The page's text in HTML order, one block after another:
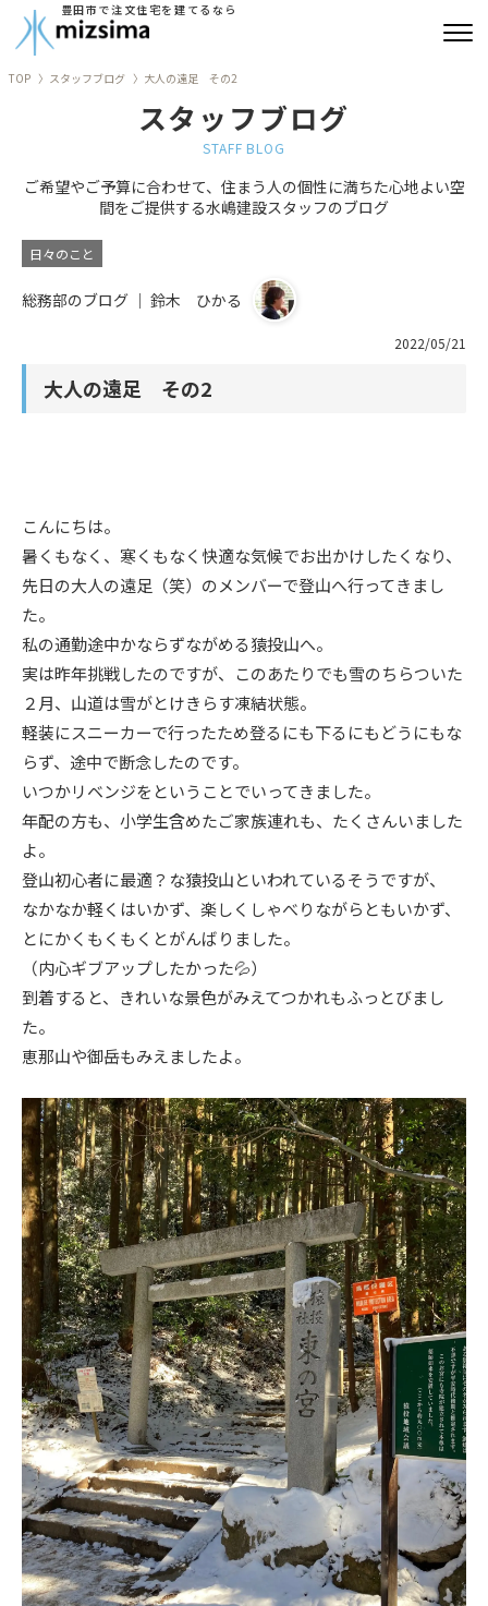
豊田市で注文住宅を建てるなら
リフォーム
古民家再生
建築実績
ニュース
イベント情報
資料請求・お問い合わせ
TOP スタッフブログ 大人の遠足 その2
スタッフブログ
STAFF BLOG
ご希望やご予算に合わせて、住まう人の個性に満ちた心地よい空
間をご提供する水嶋建設スタッフのブログ
日々のこと
総務部のブログ ｜ 鈴木 ひかる
2022/05/21
大人の遠足 その2
こんにちは。
暑くもなく、寒くもなく快適な気候でお出かけしたくなり、
先日の大人の遠足（笑）のメンバーで登山へ行ってきまし
た。
私の通勤途中かならずながめる猿投山へ。
実は昨年挑戦したのですが、このあたりでも雪のちらついた
２月、山道は雪がとけきらす凍結状態。
軽装にスニーカーで行ったため登るにも下るにもどうにもな
らず、途中で断念したのです。
いつかリベンジをということでいってきました。
年配の方も、小学生含めたご家族連れも、たくさんいました
よ。
登山初心者に最適？な猿投山といわれているそうですが、
なかなか軽くはいかず、楽しくしゃべりながらともいかず、
とにかくもくもくとがんばりました。
（内心ギブアップしたかった💦）
到着すると、きれいな景色がみえてつかれもふっとびまし
た。
恵那山や御岳もみえましたよ。